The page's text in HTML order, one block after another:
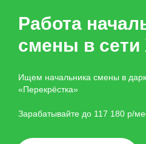
Работа
смены в сети
Ищем начальника смены в
«Перекрёстка»
Зарабатывайте до 117 180 р/